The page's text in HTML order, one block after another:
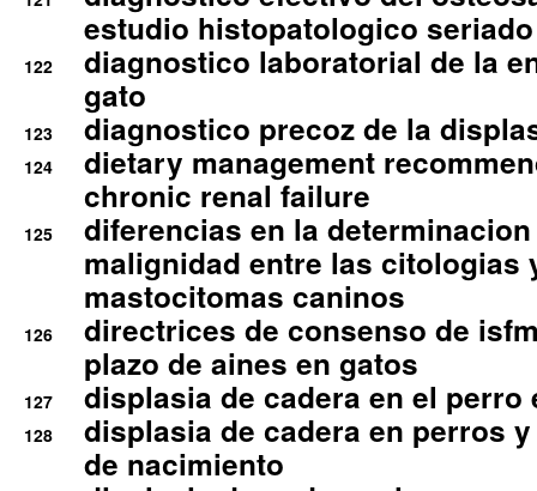
estudio histopatologico seriado
122
diagnostico laboratorial de la
gato
123 diagnostico precoz de la
124
dietary management
chronic renal failure
125
diferencias en la
malignidad entre las citologias
mastocitomas caninos
126
directrices de consenso de
plazo de aines en gatos
127 displasia de cadera en el perro
128
displasia de cadera en perros
de nacimiento